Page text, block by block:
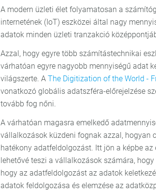
A modern üzleti élet folyamatosan a
internetének (IoT) eszközei által nagy
adatok minden üzleti tranzakció
Azzal, hogy egyre több számítástechnikai
várhatóan egyre nagyobb mennyiségű adat
világszerte. A The Digitization of the World -
vonatkozó globális adatszféra-előrejelzése
tovább fog nőni.
A várhatóan magasra emelkedő
vállalkozások küzdeni fognak azzal, hogyan
hatékony adatfeldolgozást. Itt jön a képbe
lehetővé teszi a vállalkozások számára,
hogy az adatfeldolgozást az adatok
adatok feldolgozása és elemzése az